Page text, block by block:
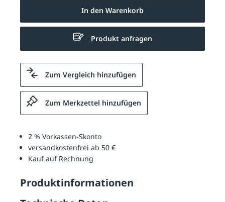
In den Warenkorb
Produkt anfragen
Zum Vergleich hinzufügen
Zum Merkzettel hinzufügen
2 % Vorkassen-Skonto
versandkostenfrei ab 50 €
Kauf auf Rechnung
Produktinformationen